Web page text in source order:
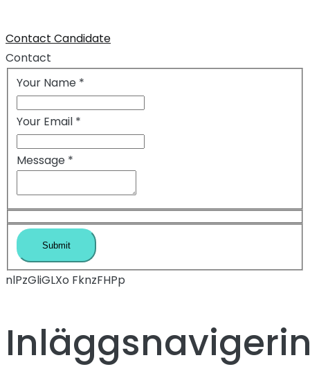
Contact Candidate
Contact
Your Name *
Your Email *
Message *
nlPzGliGLXo FknzFHPp